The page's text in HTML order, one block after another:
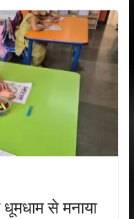
से मनाया